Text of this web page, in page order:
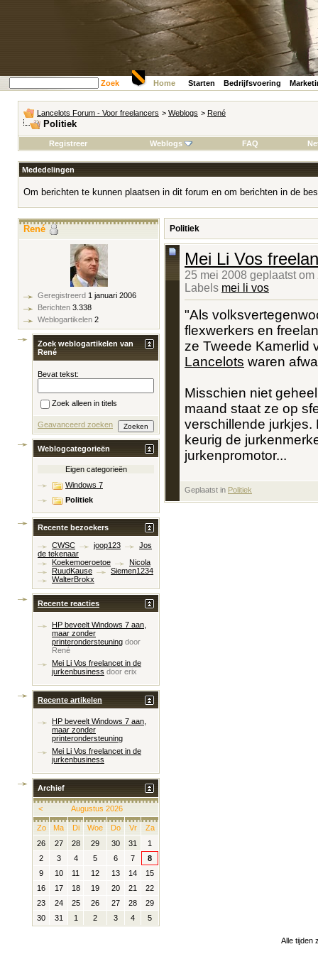
Zoek Home Starten Bedrijfsvoering
Lancelots Forum - Voor freelancers > Weblogs > René
Politiek
Registreer Weblogs FAQ
Mededelingen
Om berichten te kunnen plaatsen in dit forum en om berichten in de
Politiek
Mei Li Vos
25 mei 2008 geplaatst
Labels mei li vos
"Als
flexwerkers en
ze Tweede Kamerlid
Lancelots waren
Misschien niet
maand staat ze op
verschillende jurkjes.
keurig de
jurkenpromotor...
Geplaatst in Politiek
René
Geregistreerd 1 januari 2006
Berichten 3.338
Weblogartikelen 2
Zoek weblogartikelen van
René
Bevat tekst:
Zoek alleen in titels
Geavanceerd zoeken
Weblogcategorieën
Eigen categorieën
Windows 7
Politiek
Recente bezoekers
CWSC joop123
Jos
de tekenaar
Koekemoeroetoe
Nicola
RuudKause
Siemen1234
WalterBrokx
Recente reacties
HP beveelt Windows 7 aan,
maar zonder
printerondersteuning door
René
Mei Li Vos freelancet in de
jurkenbusiness door erix
Recente artikelen
HP beveelt Windows 7 aan,
maar zonder
printerondersteuning
Mei Li Vos freelancet in de
jurkenbusiness
Archief
< Augustus 2026
Zo Ma Di Woe Do Vr
Za
26
27 28 29 30 31
1
2
3 4 5 6 7
8
9
10 11 12 13 14
15
16
17 18 19 20 21
22
23
24 25 26 27 28
29
30
31 1 2 3 4 5
Alle tijden